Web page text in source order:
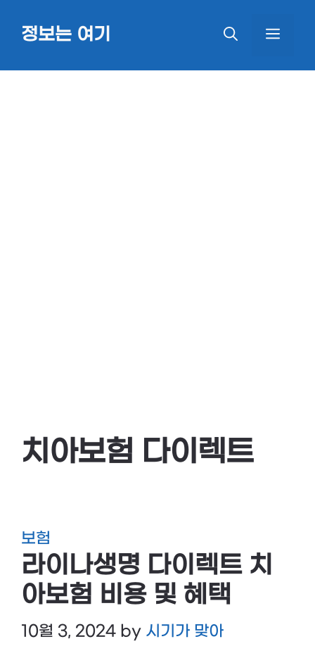
정보는 여기
치아보험 다이렉트
보험
라이나생명 다이렉트 치
아보험 비용 및 혜택
10월 3, 2024 by 시기가 맞아